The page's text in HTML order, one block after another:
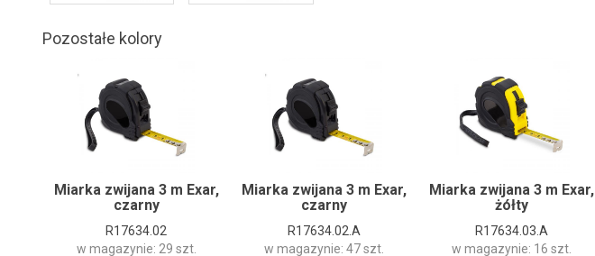
Pozostałe kolory
Miarka zwijana 3 m Exar,
czarny
R17634.02
w magazynie: 29 szt.
Miarka zwijana 3 m Exar,
czarny
R17634.02.A
w magazynie: 47 szt.
Miarka zwijana 3 m Exar,
żółty
R17634.03.A
w magazynie: 16 szt.